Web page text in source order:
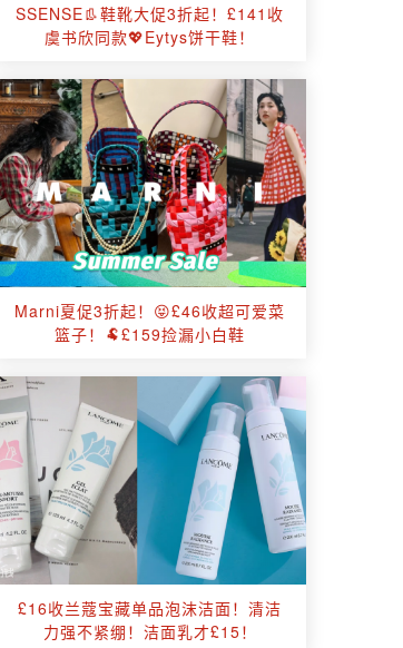
SSENSE👢鞋靴大促3折起！£141收
虞书欣同款💖Eytys饼干鞋！
Marni夏促3折起！😝£46收超可爱菜
篮子！🐏£159捡漏小白鞋
£16收兰蔻宝藏单品泡沫洁面！清洁
力强不紧绷！洁面乳才£15！